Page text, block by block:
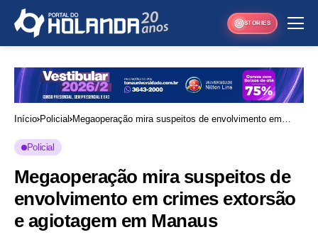
STORIES
Início Policial Megaoperação mira suspeitos de envolvimento em
Policial
Megaoperação mira suspeitos de
envolvimento em crimes extorsão
e agiotagem em Manaus